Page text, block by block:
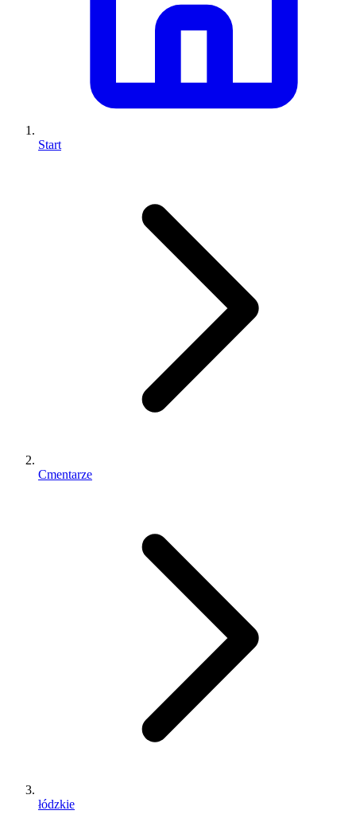
Start
Cmentarze
łódzkie